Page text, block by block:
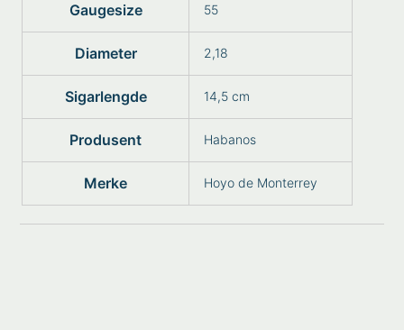
Gaugesize 55
Diameter 2,18
Sigarlengde 14,5 cm
Produsent Habanos
Merke Hoyo de Monterrey